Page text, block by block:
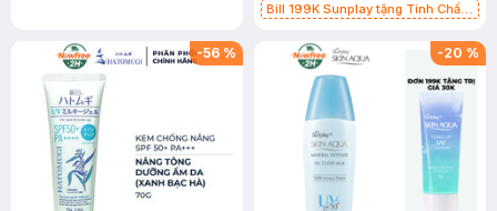
Bill 199K Sunplay tặng Tinh Chất
-56 % -20 %